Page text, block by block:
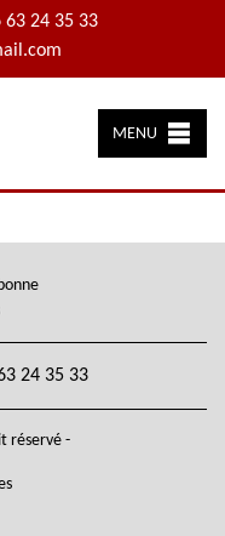
63 24 35 33
MENU
24 35 33
réservé -